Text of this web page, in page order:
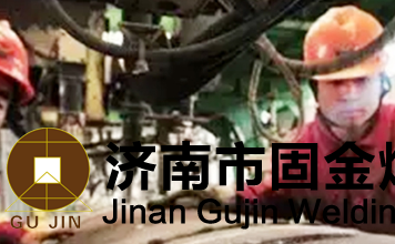
版本过低导致无法获得最佳浏览体验，推荐下载
烧结焊剂
熔炼焊剂
莱芜固金焊接材料有限公司